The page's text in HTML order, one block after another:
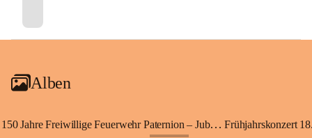
Alben
150 Jahre Freiwillige Feuerwehr Paternion – Jubiläumsfest Frühjahrskonzert